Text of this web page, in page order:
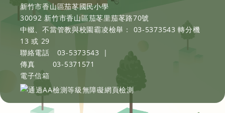
新竹市香山區茄苳國民小學
30092 新竹市香山區茄苳里茄苳路70號
中輟、不當管教與校園霸凌檢舉： 03-5373543 轉分機
13 或 29
聯絡電話
03-5373543
|
傳真
03-5371571
電子信箱